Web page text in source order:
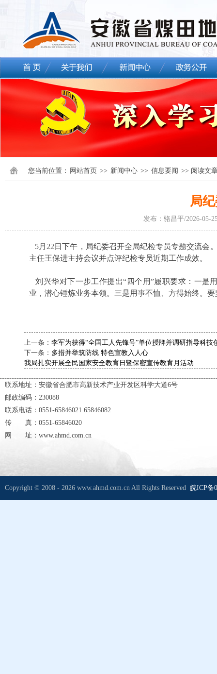
您当前位置： 网站首页 >> 新闻中心 >> 信息要闻 >> 阅读文
局
发布：骆昌平/2026-05-
5月22日下午，局纪委召开全局纪检专员专题交流会
主任王保进主持会议并点评纪检专员近期工作成效。
刘兴华对下一步工作提出“四个用”履职要求：一是
业，潜心锤炼业务本领。三是用事不恤、方得始终。
上一条： 李军为获得“全国工人先锋号”单位授牌并调研指导科技
下一条： 多措并举筑防线 特色宣教入人心
我局扎实开展全民国家安全教育日暨保密宣传教育月活动
联系地址：安徽省合肥市高新技术产业开发区科学大道6号
邮政编码：230088
联系电话：0551-65846021 65846082
传 真：0551-65846020
网 址：www.ahmd.com.cn
Copyright © 2008 - 2026 www.ahmd.com.cn All Rights Reserved 皖ICP备